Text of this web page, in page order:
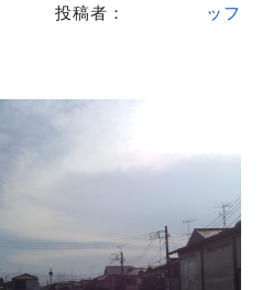
投稿者：
ッフ